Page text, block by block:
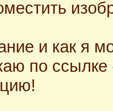
и как я
по ссылке